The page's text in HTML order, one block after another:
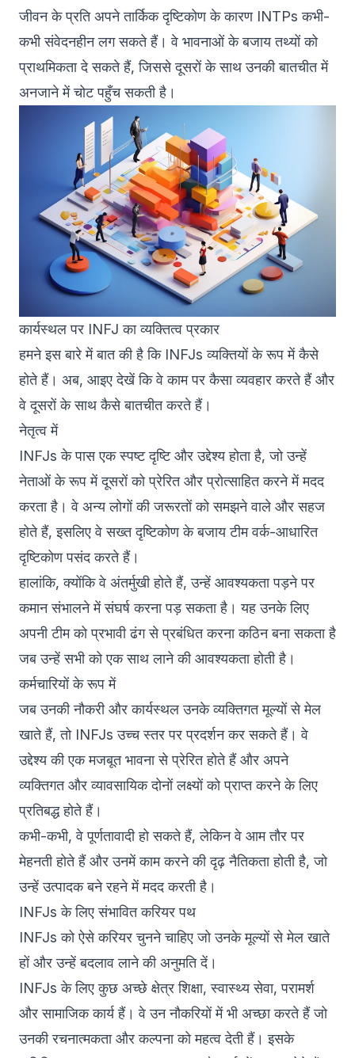
जीवन के प्रति अपने तार्किक दृष्टिकोण के कारण INTPs कभी-
कभी संवेदनहीन लग सकते हैं। वे भावनाओं के बजाय तथ्यों को
प्राथमिकता दे सकते हैं, जिससे दूसरों के साथ उनकी बातचीत में
अनजाने में चोट पहुँच सकती है।
कार्यस्थल पर INFJ का व्यक्तित्व प्रकार
हमने इस बारे में बात की है कि INFJs व्यक्तियों के रूप में कैसे
होते हैं। अब, आइए देखें कि वे काम पर कैसा व्यवहार करते हैं और
वे दूसरों के साथ कैसे बातचीत करते हैं।
नेतृत्व में
INFJs के पास एक स्पष्ट दृष्टि और उद्देश्य होता है, जो उन्हें
नेताओं के रूप में दूसरों को प्रेरित और प्रोत्साहित करने में मदद
करता है। वे अन्य लोगों की जरूरतों को समझने वाले और सहज
होते हैं, इसलिए वे सख्त दृष्टिकोण के बजाय टीम वर्क-आधारित
दृष्टिकोण पसंद करते हैं।
हालांकि, क्योंकि वे अंतर्मुखी होते हैं, उन्हें आवश्यकता पड़ने पर
कमान संभालने में संघर्ष करना पड़ सकता है। यह उनके लिए
अपनी टीम को प्रभावी ढंग से प्रबंधित करना कठिन बना सकता है
जब उन्हें सभी को एक साथ लाने की आवश्यकता होती है।
कर्मचारियों के रूप में
जब उनकी नौकरी और कार्यस्थल उनके व्यक्तिगत मूल्यों से मेल
खाते हैं, तो INFJs उच्च स्तर पर प्रदर्शन कर सकते हैं। वे
उद्देश्य की एक मजबूत भावना से प्रेरित होते हैं और अपने
व्यक्तिगत और व्यावसायिक दोनों लक्ष्यों को प्राप्त करने के लिए
प्रतिबद्ध होते हैं।
कभी-कभी, वे पूर्णतावादी हो सकते हैं, लेकिन वे आम तौर पर
मेहनती होते हैं और उनमें काम करने की दृढ़ नैतिकता होती है, जो
उन्हें उत्पादक बने रहने में मदद करती है।
INFJs के लिए संभावित करियर पथ
INFJs को ऐसे करियर चुनने चाहिए जो उनके मूल्यों से मेल खाते
हों और उन्हें बदलाव लाने की अनुमति दें।
INFJs के लिए कुछ अच्छे क्षेत्र शिक्षा, स्वास्थ्य सेवा, परामर्श
और सामाजिक कार्य हैं। वे उन नौकरियों में भी अच्छा करते हैं जो
उनकी रचनात्मकता और कल्पना को महत्व देती हैं। इसके